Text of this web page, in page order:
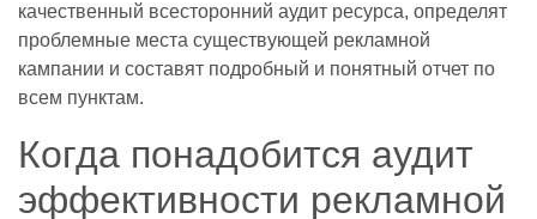
качественный всесторонний аудит ресурса, определят
проблемные места существующей рекламной
кампании и составят подробный и понятный отчет по
всем пунктам.
Когда понадобится аудит
эффективности рекламной